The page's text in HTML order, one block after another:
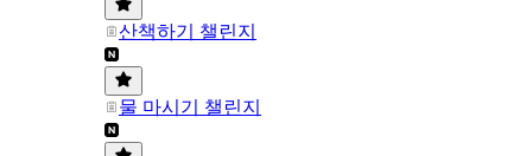
산책하기 챌린지
물 마시기 챌린지